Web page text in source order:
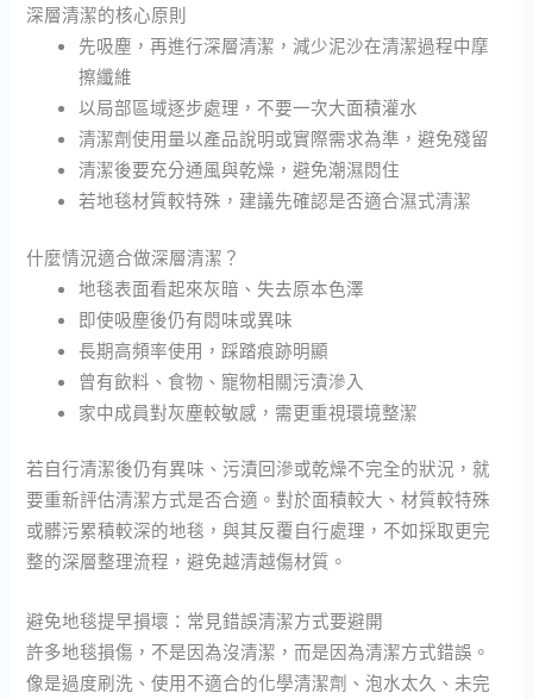
深層清潔的核心原則
先吸塵，再進行深層清潔，減少泥沙在清潔過程中摩
擦纖維
以局部區域逐步處理，不要一次大面積灌水
清潔劑使用量以產品說明或實際需求為準，避免殘留
清潔後要充分通風與乾燥，避免潮濕悶住
若地毯材質較特殊，建議先確認是否適合濕式清潔
什麼情況適合做深層清潔？
地毯表面看起來灰暗、失去原本色澤
即使吸塵後仍有悶味或異味
長期高頻率使用，踩踏痕跡明顯
曾有飲料、食物、寵物相關污漬滲入
家中成員對灰塵較敏感，需更重視環境整潔
若自行清潔後仍有異味、污漬回滲或乾燥不完全的狀況，就
要重新評估清潔方式是否合適。對於面積較大、材質較特殊
或髒污累積較深的地毯，與其反覆自行處理，不如採取更完
整的深層整理流程，避免越清越傷材質。
避免地毯提早損壞：常見錯誤清潔方式要避開
許多地毯損傷，不是因為沒清潔，而是因為清潔方式錯誤。
像是過度刷洗、使用不適合的化學清潔劑、泡水太久、未完